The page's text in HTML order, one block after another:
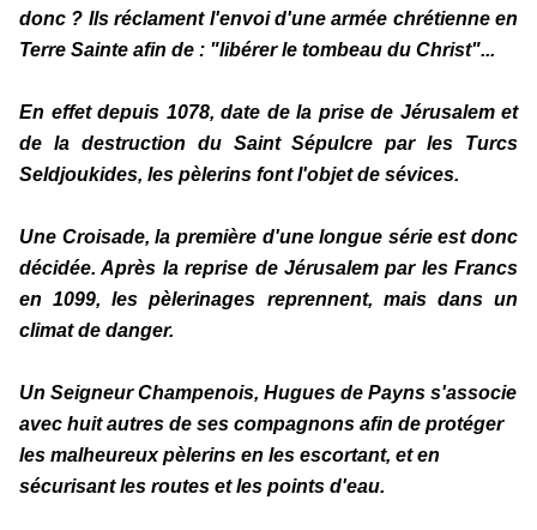
donc ? Ils réclament l'envoi d'une armée chrétienne en
Terre Sainte afin de : "libérer le tombeau du Christ"...
En effet depuis 1078, date de la prise de Jérusalem et
de la destruction du Saint Sépulcre par les Turcs
Seldjoukides, les pèlerins font l'objet de sévices.
Une Croisade, la première d'une longue série est donc
décidée. Après la reprise de Jérusalem par les Francs
en 1099, les pèlerinages reprennent, mais dans un
climat de danger.
Un Seigneur Champenois, Hugues de Payns s'associe
avec huit autres de ses compagnons afin de protéger
les malheureux pèlerins en les escortant, et en
sécurisant les routes et les points d'eau.